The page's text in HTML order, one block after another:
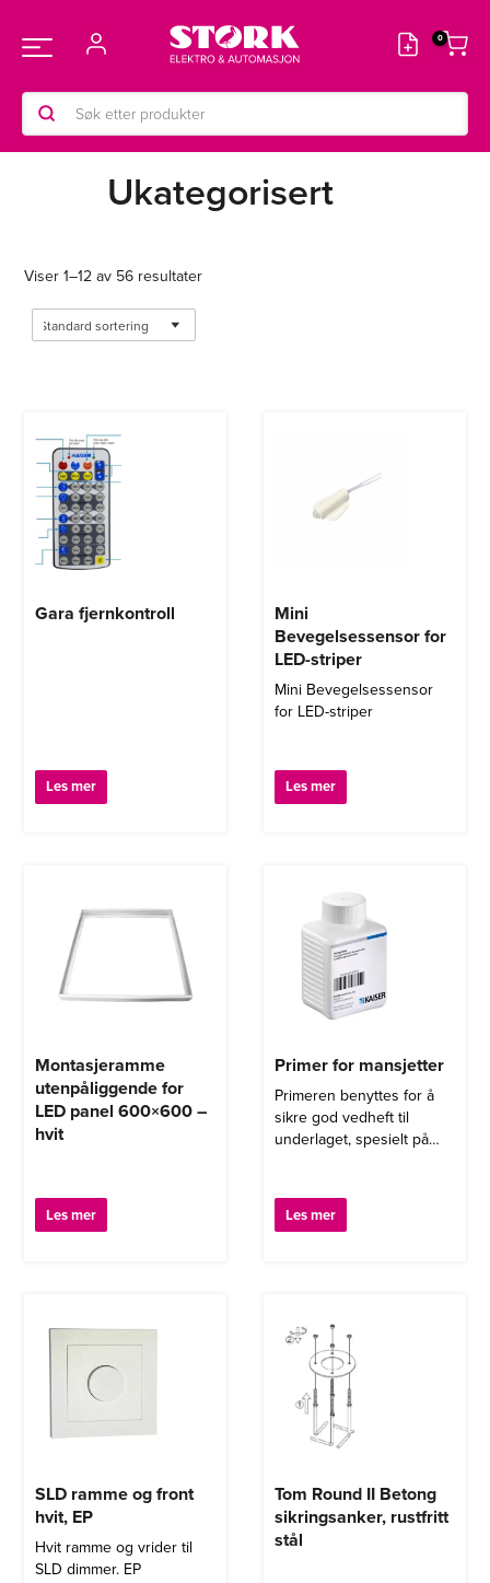
rett
innholdet
Main
Menu
Products
search
Ukategorisert
Viser 1–12 av 56 resultater
Gara fjernkontroll
Les mer
Mini
Bevegelsessensor for
LED-striper
Mini Bevegelsessensor
for LED-striper
Les mer
Montasjeramme
utenpåliggende for
LED panel 600×600 –
hvit
Les mer
Primer for mansjetter
Primeren benyttes for å
sikre god vedheft til
underlaget, spesielt på
benytte primer.
Les mer
SLD ramme og front
hvit, EP
Hvit ramme og vrider til
SLD dimmer. EP
Tom Round II Betong
sikringsanker, rustfritt
stål